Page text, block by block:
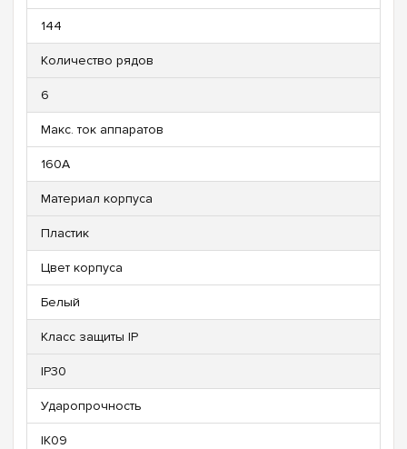
144
Количество рядов
6
Макс. ток аппаратов
160А
Материал корпуса
Пластик
Цвет корпуса
Белый
Класс защиты IP
IP30
Ударопрочность
IK09